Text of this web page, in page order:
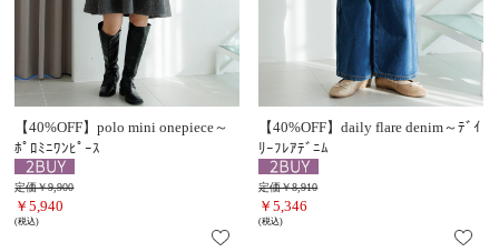
【40%OFF】polo mini onepiece～
ﾎﾟﾛﾐﾆﾜﾝﾋﾟｰｽ
定価￥9,900
￥5,940
(税込)
【40%OFF】daily flare denim～ﾃﾞｲ
ﾘｰﾌﾚｱﾃﾞﾆﾑ
定価￥8,910
￥5,346
(税込)